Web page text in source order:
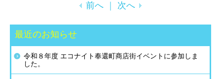
前へ 次へ
最近のお知らせ
令和８年度 エコナイト奉還町商店街イベントに参加しま
した。